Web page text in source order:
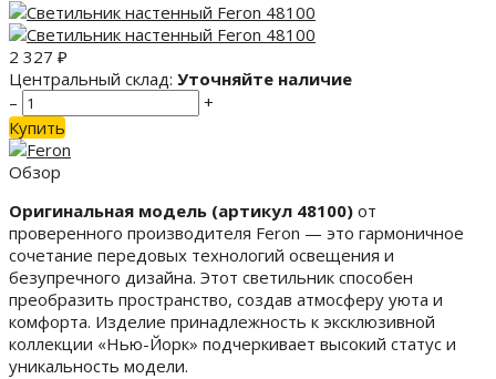
2 327 ₽
Центральный склад: Уточняйте наличие
–
+
Купить
Обзор
Оригинальная модель (артикул 48100) от
проверенного производителя Feron — это гармоничное
сочетание передовых технологий освещения и
безупречного дизайна. Этот светильник способен
преобразить пространство, создав атмосферу уюта и
комфорта. Изделие принадлежность к эксклюзивной
коллекции «Нью-Йорк» подчеркивает высокий статус и
уникальность модели.